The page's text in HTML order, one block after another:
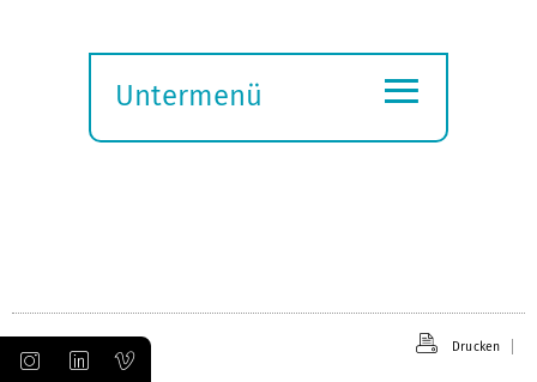
Untermenü
≡
Drucken